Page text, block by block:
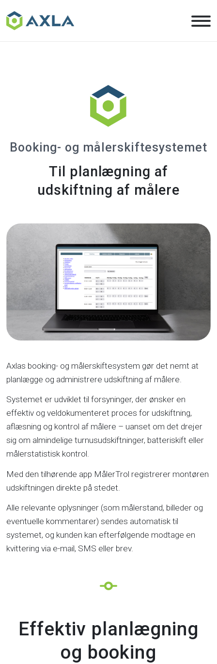
the
content
Booking- og målerskiftesystemet
Til planlægning af
udskiftning af målere
Axlas booking- og målerskiftesystem gør det nemt at
planlægge og administrere udskiftning af målere.
Systemet er udviklet til forsyninger, der ønsker en
effektiv og veldokumenteret proces for udskiftning,
aflæsning og kontrol af målere – uanset om det drejer
sig om almindelige turnusudskiftninger, batteriskift eller
målerstatistisk kontrol.
Med den tilhørende app MålerTrol registrerer montøren
udskiftningen direkte på stedet.
Alle relevante oplysninger (som målerstand, billeder og
eventuelle kommentarer) sendes automatisk til
systemet, og kunden kan efterfølgende modtage en
kvittering via e-mail, SMS eller brev.
Effektiv planlægning
og booking